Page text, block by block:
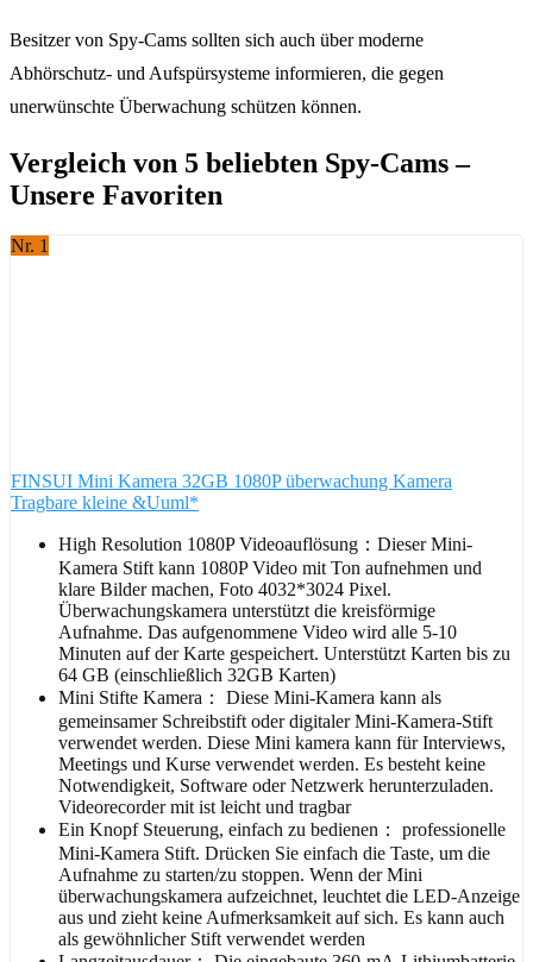
Besitzer von Spy-Cams sollten sich auch über moderne
Abhörschutz- und Aufspürsysteme informieren, die gegen
unerwünschte Überwachung schützen können.
Vergleich von 5 beliebten Spy-Cams –
Unsere Favoriten
Nr. 1
FINSUI Mini Kamera 32GB 1080P überwachung Kamera
Tragbare kleine &Uuml*
High Resolution 1080P Videoauflösung：Dieser Mini-
Kamera Stift kann 1080P Video mit Ton aufnehmen und
klare Bilder machen, Foto 4032*3024 Pixel.
Überwachungskamera unterstützt die kreisförmige
Aufnahme. Das aufgenommene Video wird alle 5-10
Minuten auf der Karte gespeichert. Unterstützt Karten bis zu
64 GB (einschließlich 32GB Karten)
Mini Stifte Kamera： Diese Mini-Kamera kann als
gemeinsamer Schreibstift oder digitaler Mini-Kamera-Stift
verwendet werden. Diese Mini kamera kann für Interviews,
Meetings und Kurse verwendet werden. Es besteht keine
Notwendigkeit, Software oder Netzwerk herunterzuladen.
Videorecorder mit ist leicht und tragbar
Ein Knopf Steuerung, einfach zu bedienen： professionelle
Mini-Kamera Stift. Drücken Sie einfach die Taste, um die
Aufnahme zu starten/zu stoppen. Wenn der Mini
überwachungskamera aufzeichnet, leuchtet die LED-Anzeige
aus und zieht keine Aufmerksamkeit auf sich. Es kann auch
als gewöhnlicher Stift verwendet werden